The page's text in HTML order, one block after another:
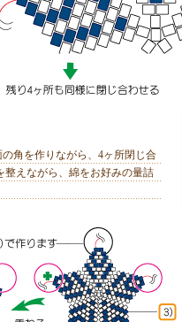
角を作りながら、4ヶ所閉じ合
整えながら、綿をお好みの量詰